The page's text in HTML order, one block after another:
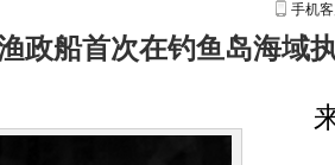
手机
政船首次在钓鱼岛海域
来